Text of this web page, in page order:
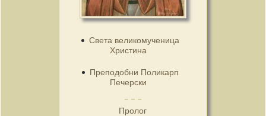
Света великомученица
Христина
Преподобни Поликарп
Печерски
Пролог